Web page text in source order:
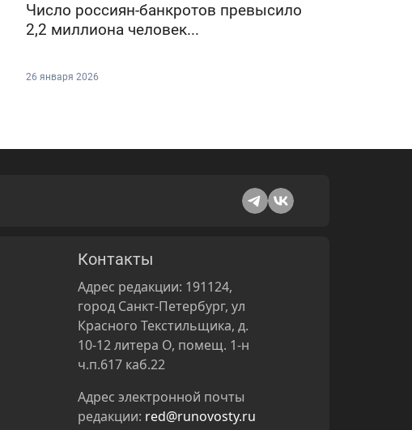
Число россиян-банкротов превысило
2,2 миллиона человек...
26 января 2026
Контакты
Адрес редакции: 191124,
город Санкт-Петербург, ул
Красного Текстильщика, д.
10-12 литера О, помещ. 1-н
ч.п.617 каб.22
Адрес электронной почты
редакции: red@runovosty.ru